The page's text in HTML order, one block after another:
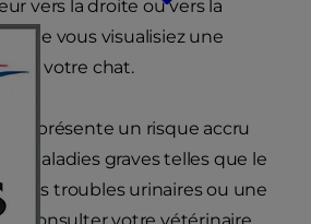
vers la droite ou vers la
que vous visualisiez une
à votre chat.
présente un risque accru
maladies graves telles que le
des troubles urinaires ou une